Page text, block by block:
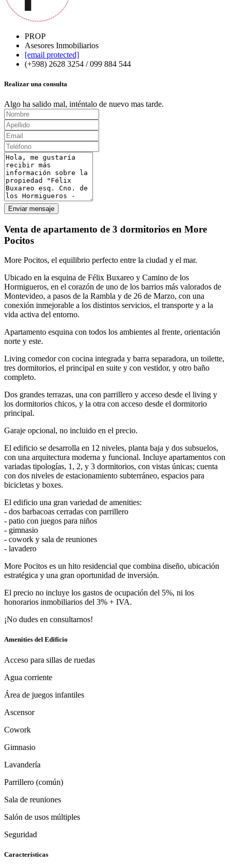
PROP
Asesores Inmobiliarios
[email protected]
(+598) 2628 3254 / 099 884 544
Realizar una consulta
Algo ha salido mal, inténtalo de nuevo mas tarde.
Enviar mensaje
Venta de apartamento de 3 dormitorios en More
Pocitos
More Pocitos, el equilibrio perfecto entre la ciudad y el mar.
Ubicado en la esquina de Félix Buxareo y Camino de los
Hormigueros, en el corazón de uno de los barrios más valorados de
Montevideo, a pasos de la Rambla y de 26 de Marzo, con una
conexión inmejorable a los distintos servicios, el transporte y a la
vida activa del entorno.
Apartamento esquina con todos los ambientes al frente, orientación
norte y este.
Living comedor con cocina integrada y barra separadora, un toilette,
tres dormitorios, el principal en suite y con vestidor, y otro baño
completo.
Dos grandes terrazas, una con parrillero y acceso desde el living y
los dormitorios chicos, y la otra con acceso desde el dormitorio
principal.
Garaje opcional, no incluido en el precio.
El edificio se desarrolla en 12 niveles, planta baja y dos subsuelos,
con una arquitectura moderna y funcional. Incluye apartamentos con
variadas tipologías, 1, 2, y 3 dormitorios, con vistas únicas; cuenta
con dos niveles de estacionamiento subterráneo, espacios para
bicicletas y boxes.
El edificio una gran variedad de amenities:
- dos barbacoas cerradas con parrillero
- patio con juegos para niños
- gimnasio
- cowork y sala de reuniones
- lavadero
More Pocitos es un hito residencial que combina diseño, ubicación
estratégica y una gran oportunidad de inversión.
El precio no incluye los gastos de ocupación del 5%, ni los
honorarios inmobiliarios del 3% + IVA.
¡No dudes en consultarnos!
Amenities del Edificio
Acceso para sillas de ruedas
Agua corriente
Área de juegos infantiles
Ascensor
Cowork
Gimnasio
Lavandería
Parrillero (común)
Sala de reuniones
Salón de usos múltiples
Seguridad
Características